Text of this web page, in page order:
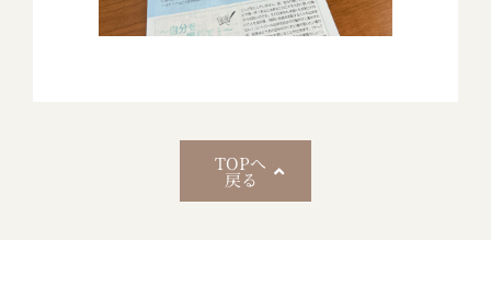
TOPへ
戻る